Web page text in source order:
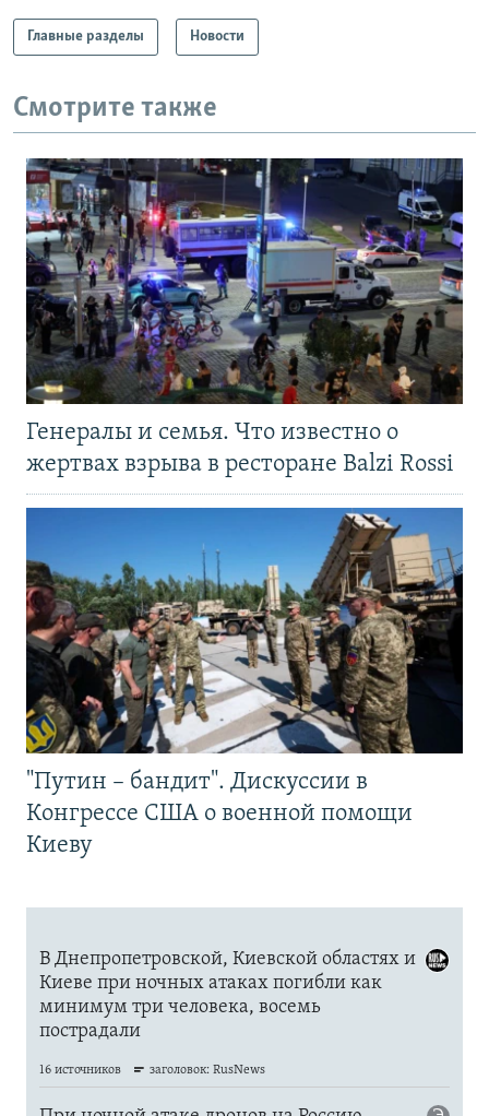
Главные разделы Новости
Смотрите также
Генералы и семья. Что известно о
жертвах взрыва в ресторане Balzi Rossi
"Путин – бандит". Дискуссии в
Конгрессе США о военной помощи
Киеву